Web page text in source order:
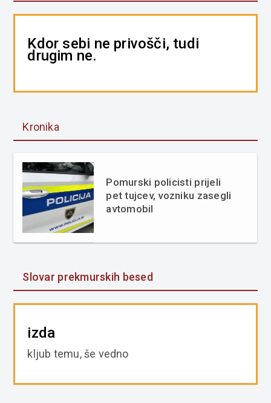
Kdor sebi ne privošči, tudi
drugim ne.
Kronika
Pomurski policisti prijeli
pet tujcev, vozniku zasegli
avtomobil
Slovar prekmurskih besed
izda
kljub temu, še vedno